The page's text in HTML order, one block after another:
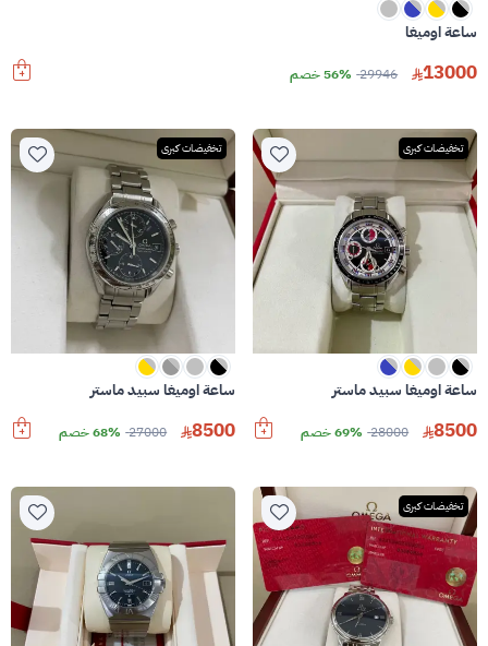
ساعة اوميغا
13000
29946 56% خصم
تخفيضات كبرى
ساعة اوميغا سبيد ماستر
8500
28000 69% خصم
تخفيضات كبرى
ساعة اوميغا سبيد ماستر
8500
27000 68% خصم
تخفيضات كبرى